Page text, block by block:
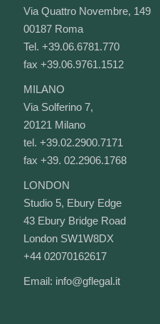
Via Quattro Novembre, 149
00187 Roma
Tel. +39.06.6781.770
fax +39.06.9761.1512
MILANO
Via Solferino 7,
20121 Milano
tel. +39.02.2900.7171
fax +39. 02.2906.1768
LONDON
Studio 5, Ebury Edge
43 Ebury Bridge Road
London SW1W8DX
+44 02070162617
Email: info@gflegal.it